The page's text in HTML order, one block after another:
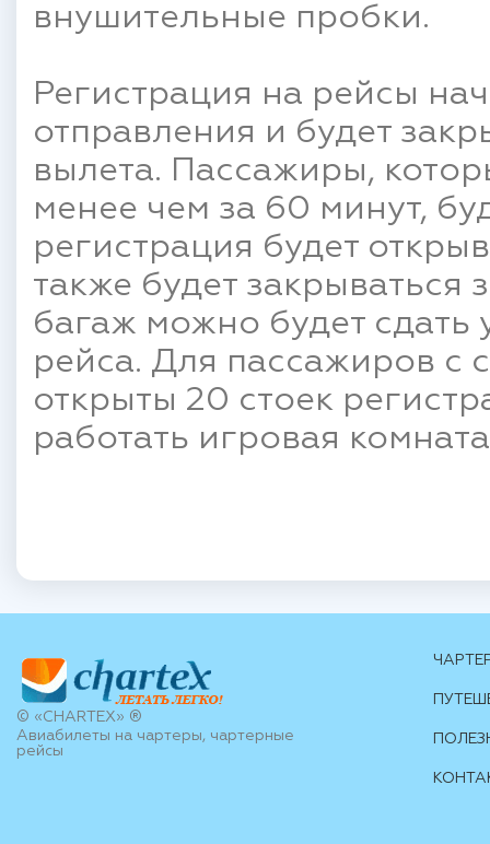
внушительные пробки.
Регистрация на рейсы
отправления и будет
вылета. Пассажиры,
менее чем за 60 минут,
регистрация будет
также будет закрываться
багаж можно будет сдать
рейса. Для пассажиров с
открыты 20 стоек
работать игровая
© «CHARTEX» ®
Авиабилеты на чартеры, чартерные
рейсы